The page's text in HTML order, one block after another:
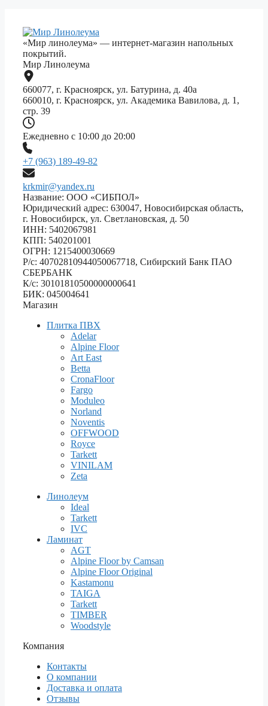
«Мир линолеума» — интернет-магазин напольных
покрытий.
Мир Линолеума
660077, г. Красноярск, ул. Батурина, д. 40а
660010, г. Красноярск, ул. Академика Вавилова, д. 1,
стр. 39
Ежедневно с 10:00 до 20:00
+7 (963) 189-49-82
krkmir@yandex.ru
Название: ООО «СИБПОЛ»
Юридический адрес: 630047, Новосибирская область,
г. Новосибирск, ул. Светлановская, д. 50
ИНН: 5402067981
КПП: 540201001
ОГРН: 1215400030669
Р/с: 40702810944050067718, Сибирский Банк ПАО
СБЕРБАНК
К/с: 30101810500000000641
БИК: 045004641
Магазин
Плитка ПВХ
Adelar
Alpine Floor
Art East
Betta
CronaFloor
Fargo
Moduleo
Norland
Noventis
OFFWOOD
Royce
Tarkett
VINILAM
Zeta
Линолеум
Ideal
Tarkett
IVC
Ламинат
AGT
Alpine Floor by Camsan
Alpine Floor Original
Kastamonu
TAIGA
Tarkett
TIMBER
Woodstyle
Компания
Контакты
О компании
Доставка и оплата
Отзывы